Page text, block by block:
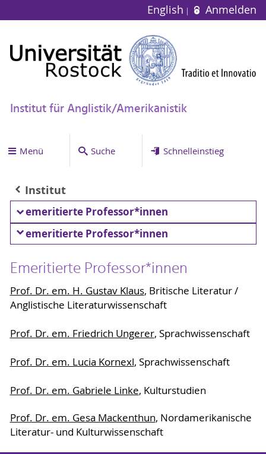
English Anmelden
Institut für Anglistik/Amerikanistik
Menü Suche Schnelleinstieg
Institut
emeritierte Professor*innen
emeritierte Professor*innen
Emeritierte Professor*innen
Prof. Dr. em. H. Gustav Klaus, Britische Literatur /
Anglistische Literaturwissenschaft
Prof. Dr. em. Friedrich Ungerer, Sprachwissenschaft
Prof. Dr. em. Lucia Kornexl, Sprachwissenschaft
Prof. Dr. em. Gabriele Linke, Kulturstudien
Prof. Dr. em. Gesa Mackenthun, Nordamerikanische
Literatur- und Kulturwissenschaft